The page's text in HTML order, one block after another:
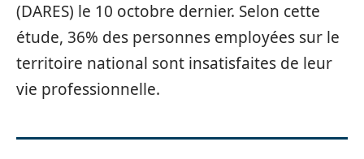
(DARES) le 10 octobre dernier. Selon cette
étude, 36% des personnes employées sur le
territoire national sont insatisfaites de leur
vie professionnelle.